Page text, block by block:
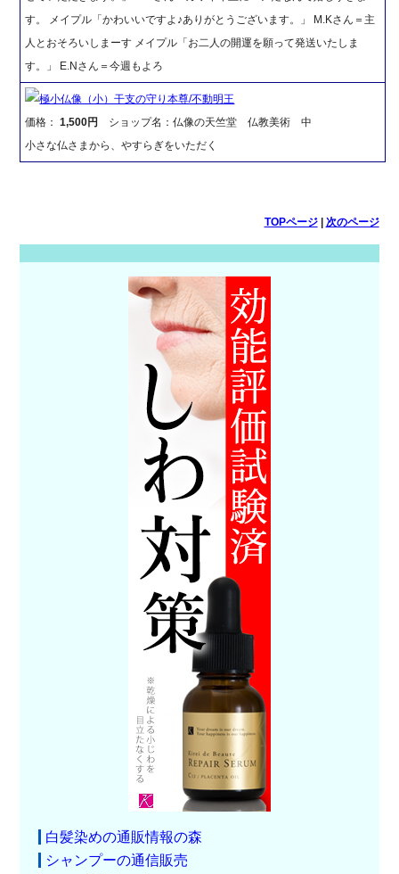
す。 メイプル「かわいいですよ♪ありがとうございます。」 M.Kさん＝主
人とおそろいしまーす メイプル「お二人の開運を願って発送いたしま
す。」 E.Nさん＝今週もよろ
極小仏像（小）干支の守り本尊/不動明王
価格：1,500円
ショップ名：仏像の天竺堂 仏教美術 中
小さな仏さまから、やすらぎをいただく
TOPページ| 次のページ
白髪染めの通販情報の森
シャンプーの通信販売